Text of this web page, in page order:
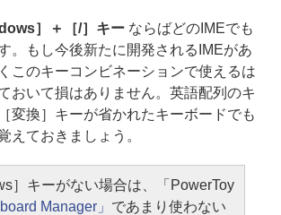
］＋［/］キー ならばどのIMEでも
。もし今後新たに開発されるIMEがあ
このキーコンビネーションで使えるは
おいて損はありません。英語配列のキ
変換］キーが省かれたキーボードでも
えておきましょう。
］キーがない場合は、「PowerToy
Manager」 であまり使わない